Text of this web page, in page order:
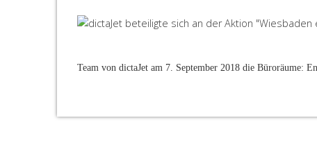
Team von dictaJet am 7. September 2018 die Büroräume: